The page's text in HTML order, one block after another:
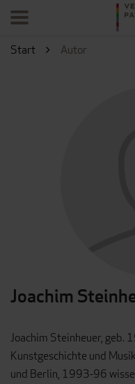
Start Autor
Joachim
Joachim Steinheuer, geb.
Kunstgeschichte und
und Berlin, 1993-96